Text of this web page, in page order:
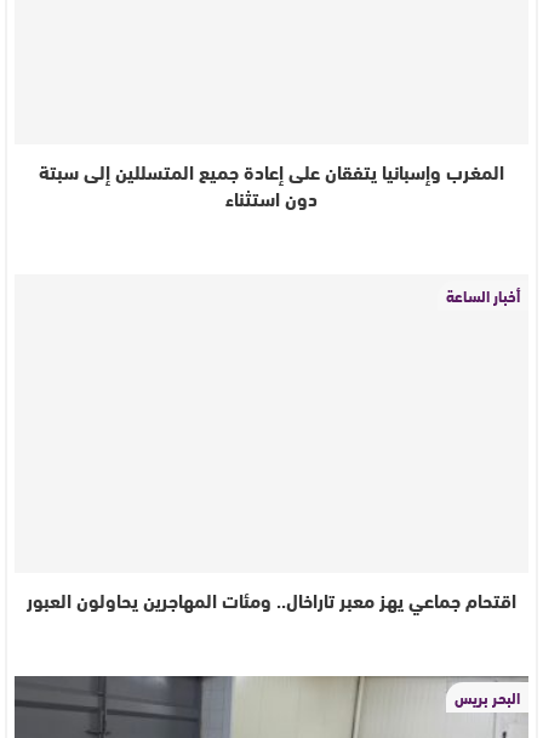
المغرب وإسبانيا يتفقان على إعادة جميع المتسللين إلى سبتة
دون استثناء
أخبار الساعة
اقتحام جماعي يهز معبر تاراخال.. ومئات المهاجرين يحاولون العبور
البحر بريس